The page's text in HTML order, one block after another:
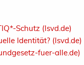
Schutz (lsvd.de)
Identität? (lsvd.de)
fuer-alle.de)